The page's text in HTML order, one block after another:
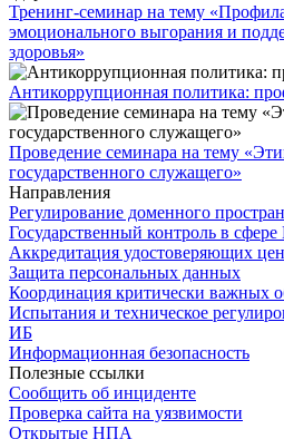
Тренинг-семинар на тему
эмоционального выгорания и
здоровья»
Антикоррупционная политика:
Проведение семинара на тему
государственного служащего»
Направления
Регулирование доменного
Государственный контроль в
Аккредитация удостоверяющих
Защита персональных данных
Координация критически важных
Испытания и техническое
ИБ
Информационная безопасность
Полезные ссылки
Сообщить об инциденте
Проверка сайта на уязвимости
Открытые НПА